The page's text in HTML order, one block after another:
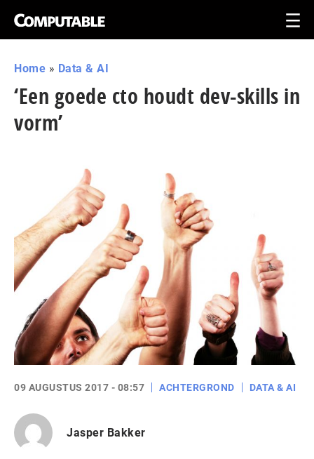
Home » Data & AI
‘Een goede cto houdt dev-skills in
vorm’
09 AUGUSTUS 2017 - 08:57 ACHTERGROND DATA & AI
Jasper Bakker